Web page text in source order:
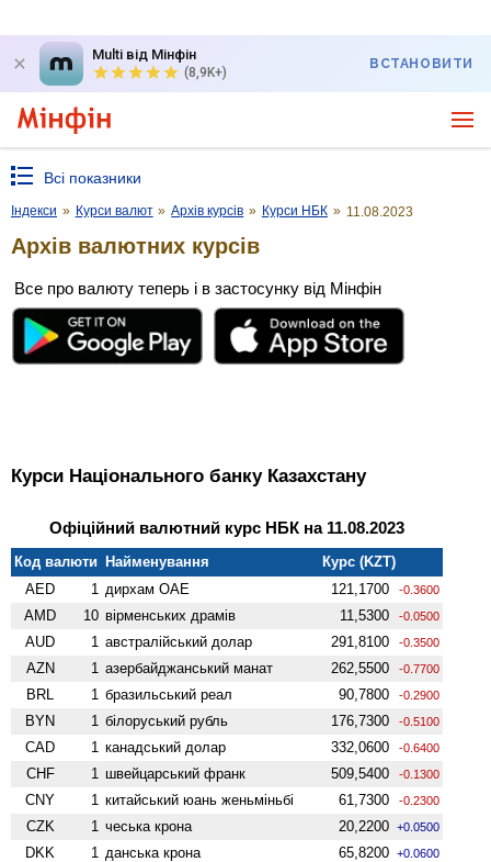
Multi від Мінфін
(8,9K+)
ВСТАНОВИТИ
Всі показники
Індекси » Курси валют » Архів курсів » Курси НБК » 11.08.2023
Архів валютних курсів
Все про валюту теперь і в застосунку від Мінфін
Курси Національного банку Казахстану
Офіційний валютний курс НБК на 11.08.2023
Код валюти Найменування
Курс (KZT)
AED
1 дирхам ОАЕ 121,1700 -0.3600
AMD 10 вiрменських драмів 11,5300 -0.0500
AUD 1 австралійський долар 291,8100 -0.3500
AZN 1 азербайджанський манат 262,5500 -0.7700
BRL 1 бразильський реал 90,7800 -0.2900
BYN 1 білоруський рубль 176,7300 -0.5100
CAD 1 канадський долар 332,0600 -0.6400
CHF 1 швейцарський франк 509,5400 -0.1300
CNY 1 китайський юань женьмiньбi 61,7300 -0.2300
CZK 1 чеська крона 20,2200 +0.0500
DKK 1 данська крона 65,8200 +0.0600